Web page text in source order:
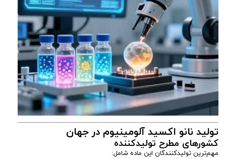
تولید نانو اکسید آلومینیوم در جهان
کشورهای مطرح تولیدکننده
مهم‌ترین تولیدکنندگان این ماده شامل: